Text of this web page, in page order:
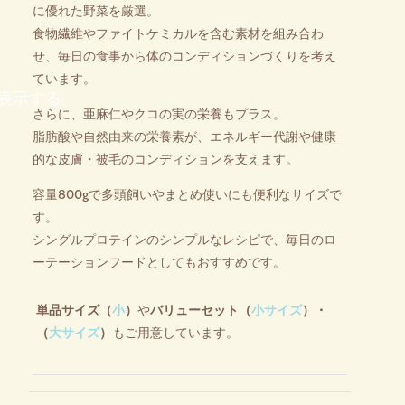
示する
に優れた野菜を厳選。
食物繊維やファイトケミカルを含む素材を組み合わ
せ、毎日の食事から体のコンディションづくりを考え
ています。
さらに、亜麻仁やクコの実の栄養もプラス。
脂肪酸や自然由来の栄養素が、エネルギー代謝や健康
的な皮膚・被毛のコンディションを支えます。
容量800gで多頭飼いやまとめ使いにも便利なサイズで
す。
シングルプロテインのシンプルなレシピで、毎日のロ
ーテーションフードとしてもおすすめです。
単品サイズ（小） やバリューセット（小サイズ ）・
（ 大サイズ ） もご用意しています。